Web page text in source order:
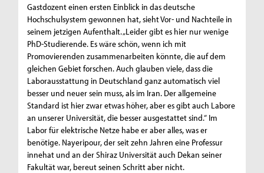
Gastdozent einen ersten Einblick in das deutsche
Hochschulsystem gewonnen hat, sieht Vor- und Nachteile in
seinem jetzigen Aufenthalt. „Leider gibt es hier nur wenige
PhD-Studierende. Es wäre schön, wenn ich mit
Promovierenden zusammenarbeiten könnte, die auf dem
gleichen Gebiet forschen. Auch glauben viele, dass die
Laborausstattung in Deutschland ganz automatisch viel
besser und neuer sein muss, als im Iran. Der allgemeine
Standard ist hier zwar etwas höher, aber es gibt auch Labore
an unserer Universität, die besser ausgestattet sind.“ Im
Labor für elektrische Netze habe er aber alles, was er
benötige. Nayeripour, der seit zehn Jahren eine Professur
innehat und an der Shiraz Universität auch Dekan seiner
Fakultät war, bereut seinen Schritt aber nicht.